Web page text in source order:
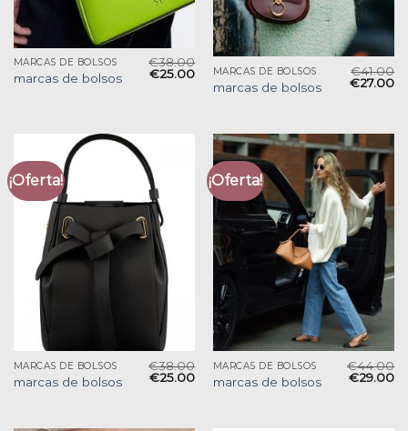
MARCAS DE BOLSOS
marcas de bolsos
€38.00
€25.00 MARCAS DE BOLSOS
marcas de bolsos
€41.00
€27.00
¡Oferta!
MARCAS DE BOLSOS
marcas de bolsos
€38.00
€25.00
¡Oferta!
MARCAS DE BOLSOS
marcas de bolsos
€44.00
€29.00